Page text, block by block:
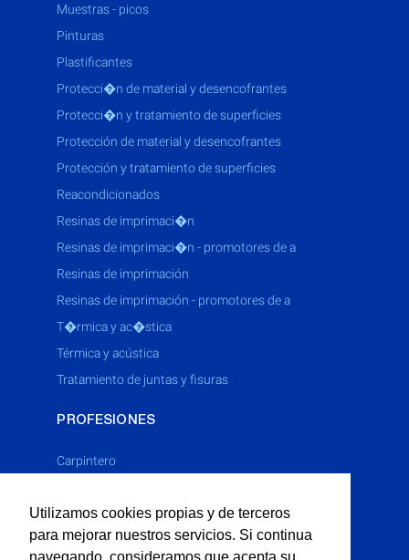
Utilizamos cookies propias y de terceros
para mejorar nuestros servicios. Si continua
muestras - picos
pinturas
plastificantes
protecci�n de material y desencofrantes
protecci�n y tratamiento de superficies
protección de material y desencofrantes
protección y tratamiento de superficies
reacondicionados
resinas de imprimaci�n
resinas de imprimaci�n - promotores de a
resinas de imprimación
resinas de imprimación - promotores de a
t�rmica y ac�stica
térmica y acústica
tratamiento de juntas y fisuras
PROFESIONES
Carpintero
Electricista
Fontanero